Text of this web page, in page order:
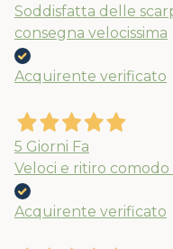
Soddisfatta delle
consegna velocissima
Acquirente verificato
5 Giorni Fa
Veloci e ritiro comodo
Acquirente verificato